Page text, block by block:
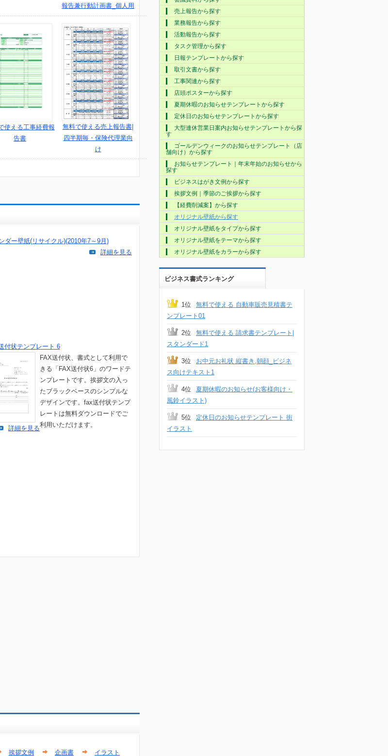
報告兼行動計画書_個人用
使える工事経費報
告書
無料で使える売上報告書|
四半期毎・保険代理業向
け
ダー壁紙(リサイクル)(2010年7～9月)
詳細を見る
付状テンプレート 6
FAX送付状、書式として利用で
きる「FAX送付状6」のワードテ
ンプレートです。挨拶文の入っ
たブラックベースのシンプルな
デザインです。fax送付状テンプ
レートは無料ダウンロードでご
利用いただけます。
詳細を見る
挨拶文例 企画書 イラスト
売上報告から探す
業務報告から探す
活動報告から探す
タスク管理から探す
日報テンプレートから探す
取引文書から探す
工事関連から探す
店頭ポスターから探す
夏期休暇のお知らせテンプレートから探す
定休日のお知らせテンプレートから探す
大型連休営業日案内お知らせテンプレートから探
す
ゴールデンウィークのお知らせテンプレート（店
舗向け）から探す
お知らせテンプレート｜年末年始のお知らせから
探す
ビジネスはがき文例から探す
挨拶文例｜季節のご挨拶から探す
【経費削減案】から探す
オリジナル壁紙から探す
オリジナル壁紙をタイプから探す
オリジナル壁紙をテーマから探す
オリジナル壁紙をカラーから探す
ビジネス書式ランキング
1位
無料で使える 自動車販売見積書テ
ンプレート01
2位
無料で使える 請求書テンプレート|
スタンダード1
3位
お中元お礼状 縦書き,朝顔_ビジネ
ス向けテキスト1
4位
夏期休暇のお知らせ(お客様向け・
風鈴イラスト)
5位
定休日のお知らせテンプレート 街
イラスト